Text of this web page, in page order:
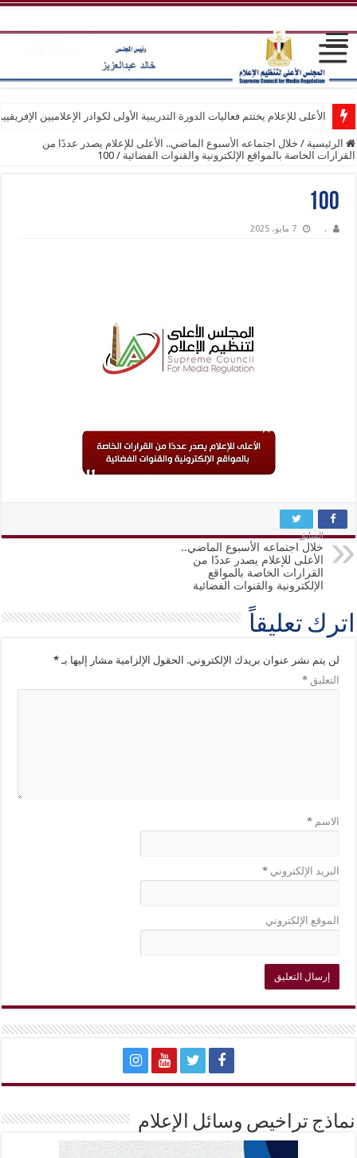
الأعلى للإعلام يختتم فعاليات الدورة التدريبية الأولى لكوادر الإعلاميين
الرئيسية / خلال اجتماعه الأسبوع الماضي.. الأعلى للإعلام يصدر عددًا من
القرارات الخاصة بالمواقع الإلكترونية والقنوات الفضائية /
100
100
. 7 مايو، 2025
السابق
خلال اجتماعه الأسبوع الماضي..
الأعلى للإعلام يصدر عددًا من
القرارات الخاصة بالمواقع
الإلكترونية والقنوات الفضائية
اترك تعليقاً
لن يتم نشر عنوان بريدك الإلكتروني. الحقول الإلزامية مشار إليها بـ*
التعليق*
الاسم*
البريد الإلكتروني*
الموقع الإلكتروني
نماذج تراخيص وسائل الإعلام